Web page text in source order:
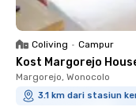
Coliving • Campur
Kost Margorejo
Margorejo, Wonocolo
3.1 km dari stasiun